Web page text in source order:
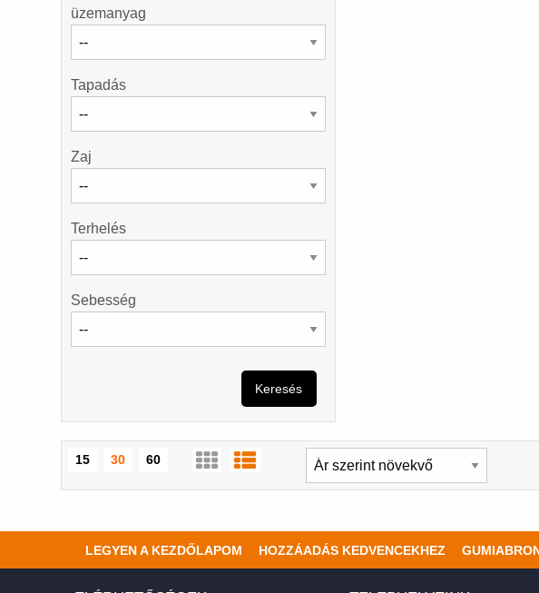
üzemanyag
Tapadás
Zaj
Terhelés
Sebesség
Keresés
15 30 60
LEGYEN A KEZDŐLAPOM HOZZÁADÁS KEDVENCEKHEZ